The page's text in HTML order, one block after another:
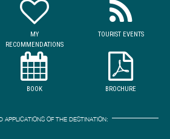
MY
RECOMMENDATIONS
TOURIST EVENTS
BOOK BROCHURE
APPLICATIONS OF THE DESTINATION: